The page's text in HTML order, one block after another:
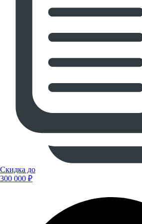
Скидка до
300 000 ₽